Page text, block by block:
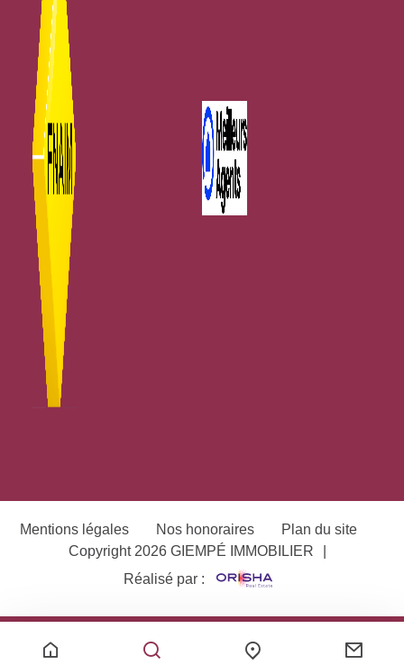
Mentions légales Nos honoraires
Plan du site
Copyright 2026 GIEMPÉ IMMOBILIER
Réalisé par :